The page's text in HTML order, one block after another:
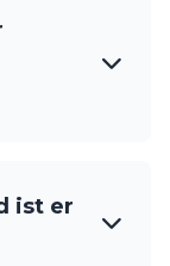
ist er